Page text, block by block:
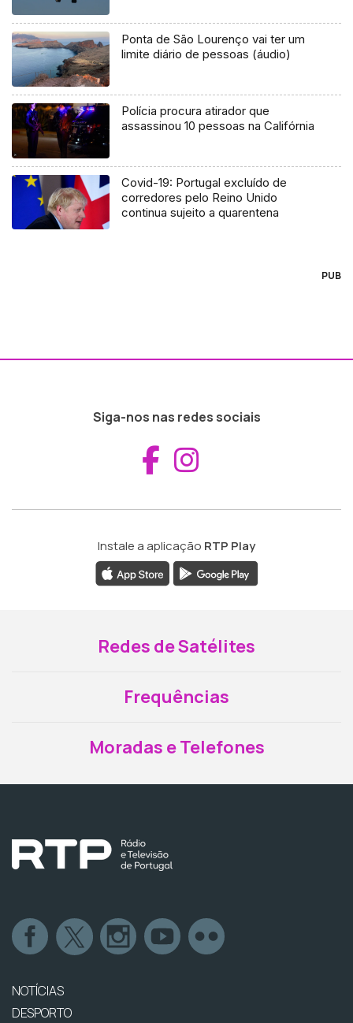
Ponta de São Lourenço vai ter um
limite diário de pessoas (áudio)
Polícia procura atirador que
assassinou 10 pessoas na Califórnia
Covid-19: Portugal excluído de
corredores pelo Reino Unido
continua sujeito a quarentena
PUB
Siga-nos nas redes sociais
Aceder ao
Instale a aplicação RTP Play
Redes de Satélites
Frequências
Moradas e Telefones
NOTÍCIAS
DESPORTO